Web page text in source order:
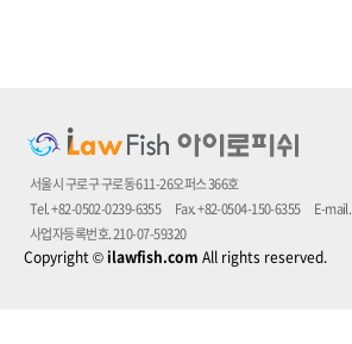
서울시 구로구 구로동 611-26오퍼스 366호
Tel. +82-0502-0239-6355
Fax. +82-0504-150-6355 E-mail.
사업자등록번호. 210-07-59320
Copyright©ilawfish.com All rights reserved.